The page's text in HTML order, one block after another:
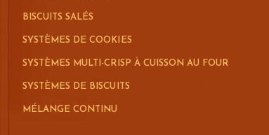
BISCUITS SALÉS
SYSTÈMES DE COOKIES
SYSTÈMES MULTI-CRISP À CUISSON AU FOUR
SYSTÈMES DE BISCUITS
MÉLANGE CONTINU